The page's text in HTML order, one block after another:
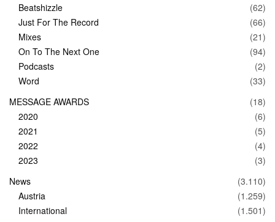
Beatshizzle
(62)
Just For The Record
(66)
Mixes
(21)
On To The Next One
(94)
Podcasts
(2)
Word
(33)
MESSAGE AWARDS
(18)
2020
(6)
2021
(5)
2022
(4)
2023
(3)
News
(3.110)
Austria
(1.259)
International
(1.501)